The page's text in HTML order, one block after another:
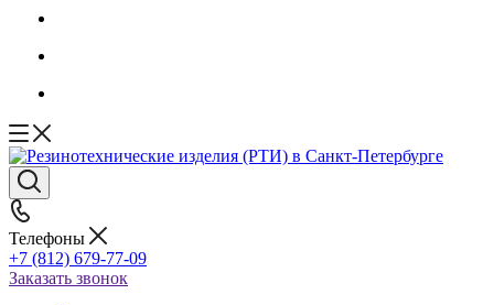
Телефоны
+7 (812) 679-77-09
Заказать звонок